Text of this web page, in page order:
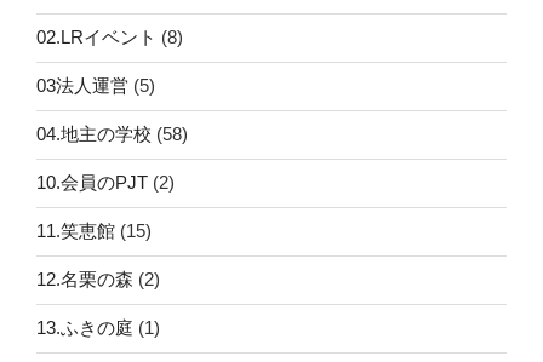
02.LRイベント (8)
03法人運営 (5)
04.地主の学校 (58)
10.会員のPJT (2)
11.笑恵館 (15)
12.名栗の森 (2)
13.ふきの庭 (1)